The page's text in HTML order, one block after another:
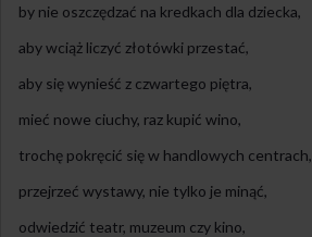
by nie oszczędzać na kredkach dla dziecka,
aby wciąż liczyć złotówki przestać,
aby się wynieść z czwartego piętra,
mieć nowe ciuchy, raz kupić wino,
trochę pokręcić się w handlowych centrach,
przejrzeć wystawy, nie tylko je minąć,
odwiedzić teatr, muzeum czy kino,